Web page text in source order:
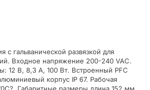
с гальванической развязкой для
Входное напряжение 200-240 VAC.
12 В, 8,3 А, 100 Вт. Встроенный PFC
корпус IP 67. Рабочая